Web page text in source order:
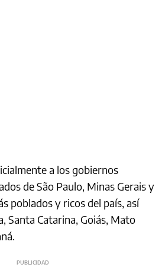
a los gobiernos
de São Paulo, Minas Gerais y
poblados y ricos del país, así
Santa Catarina, Goiás, Mato